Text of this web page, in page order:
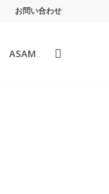
お問い合わせ
ASAM